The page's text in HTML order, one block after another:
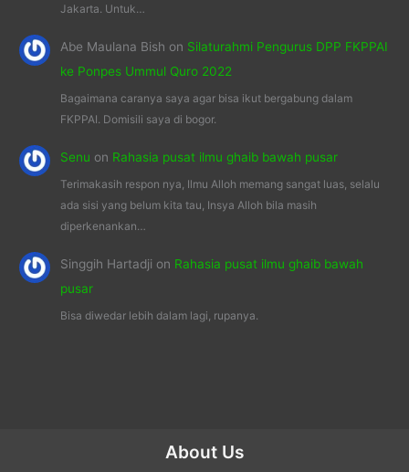
Jakarta. Untuk…
Abe Maulana Bish on Silaturahmi Pengurus DPP FKPPAI
ke Ponpes Ummul Quro 2022
Bagaimana caranya saya agar bisa ikut bergabung dalam
FKPPAI. Domisili saya di bogor.
Senu on Rahasia pusat ilmu ghaib bawah pusar
Terimakasih respon nya, Ilmu Alloh memang sangat luas, selalu
ada sisi yang belum kita tau, Insya Alloh bila masih
diperkenankan…
Singgih Hartadjion Rahasia pusat ilmu ghaib bawah
pusar
Bisa diwedar lebih dalam lagi, rupanya.
About Us